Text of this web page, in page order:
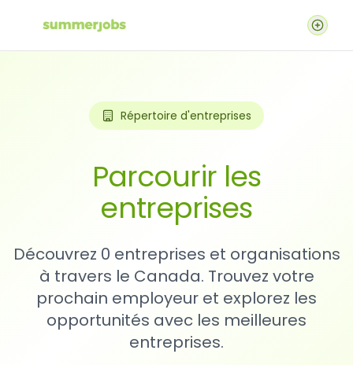
Répertoire d'entreprises
Parcourir les
entreprises
Découvrez 0 entreprises et organisations
à travers le Canada. Trouvez votre
prochain employeur et explorez les
opportunités avec les meilleures
entreprises.